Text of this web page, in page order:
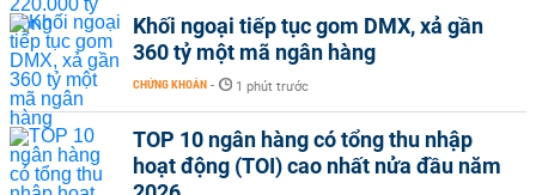
Khối ngoại tiếp tục gom DMX, xả gần
360 tỷ một mã ngân hàng
CHỨNG KHOÁN - 1 phút trước
TOP 10 ngân hàng có tổng thu nhập
hoạt động (TOI) cao nhất nửa đầu năm